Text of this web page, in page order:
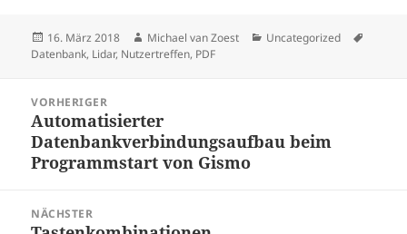
Veröffentlicht
am
16. März 2018 Autor
Michael van Zoest Kategorien
Uncategorized
Datenbank, Lidar, Nutzertreffen, PDF
VORHERIGER
Vorheriger
Beitrag:
Automatisierter
Datenbankverbindungsaufbau beim
Programmstart von Gismo
NÄCHSTER